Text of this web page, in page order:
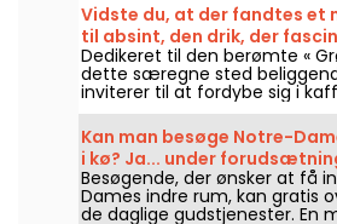
Vidste du, at der fandtes et
til absint, den drik, der
kunstnerne, i Val-d'Oise?
Dedikeret til den berømte «
dette særegne sted
inviterer til at fordybe sig i
univers, kunstnernes verden
det 19. århundrede. I dag
regionalt kulturarvsmærke
både ved sit særegne emne
kulturelle og historiske blik,
på en legendarisk drik. Og
besøg!
Kan man besøge Notre-
i kø? Ja... under
overholde nogle regler
Besøgende, der ønsker at få
Dames indre rum, kan gratis
de daglige gudstjenester. En